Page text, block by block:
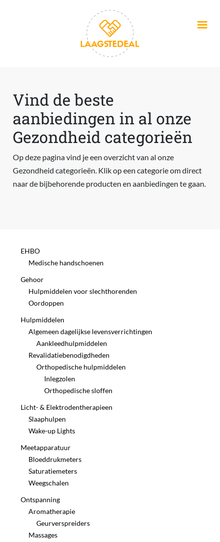
Vind de beste
aanbiedingen in al onze
Gezondheid categorieën
Op deze pagina vind je een overzicht van al onze
Gezondheid categorieën. Klik op een categorie om direct
naar de bijbehorende producten en aanbiedingen te gaan.
EHBO
Medische handschoenen
Gehoor
Hulpmiddelen voor slechthorenden
Oordoppen
Hulpmiddelen
Algemeen dagelijkse levensverrichtingen
Aankleedhulpmiddelen
Revalidatiebenodigdheden
Orthopedische hulpmiddelen
Inlegzolen
Orthopedische sloffen
Licht- & Elektrodentherapieen
Slaaphulpen
Wake-up Lights
Meetapparatuur
Bloeddrukmeters
Saturatiemeters
Weegschalen
Ontspanning
Aromatherapie
Geurverspreiders
Massages